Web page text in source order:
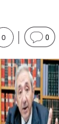
0 0